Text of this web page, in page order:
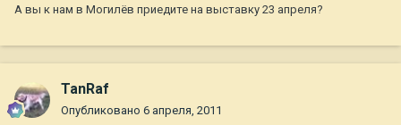
А вы к нам в Могилёв приедите на выставку 23 апреля?
TanRaf
Опубликовано 6 апреля, 2011